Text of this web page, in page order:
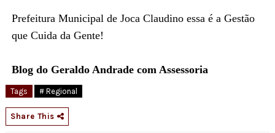
Prefeitura Municipal de Joca Claudino essa é a Gestão
que Cuida da Gente!
Blog do Geraldo Andrade com Assessoria
Tags # Regional
Share This